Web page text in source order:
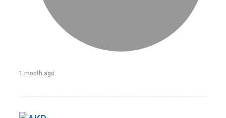
1 month ago